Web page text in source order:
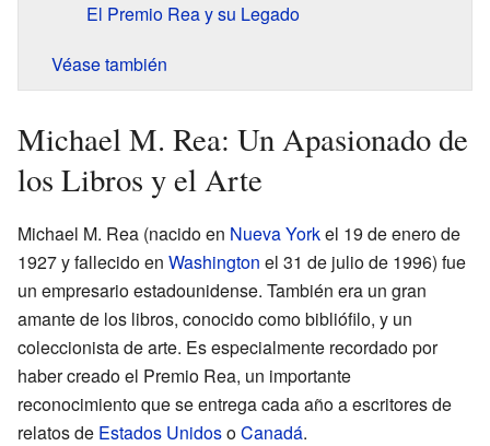
El Premio Rea y su Legado
Véase también
Michael M. Rea: Un Apasionado de
los Libros y el Arte
Michael M. Rea (nacido en Nueva Yorkel 19 de enero de
1927 y fallecido en Washington el 31 de julio de 1996) fue
un empresario estadounidense. También era un gran
amante de los libros, conocido como bibliófilo, y un
coleccionista de arte. Es especialmente recordado por
haber creado el Premio Rea, un importante
reconocimiento que se entrega cada año a escritores de
relatos de Estados UnidosoCanadá.